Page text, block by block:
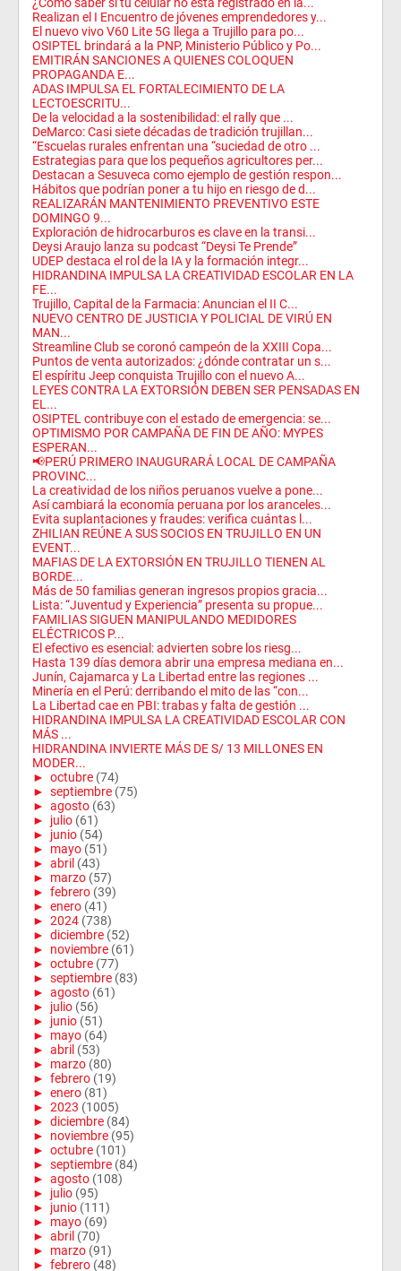
Realizan el I Encuentro de jóvenes emprendedores y...
El nuevo vivo V60 Lite 5G llega a Trujillo para po...
OSIPTEL brindará a la PNP, Ministerio Público y Po...
EMITIRÁN SANCIONES A QUIENES COLOQUEN
PROPAGANDA E...
ADAS IMPULSA EL FORTALECIMIENTO DE LA
LECTOESCRITU...
De la velocidad a la sostenibilidad: el rally que ...
DeMarco: Casi siete décadas de tradición trujillan...
“Escuelas rurales enfrentan una “suciedad de otro ...
Estrategias para que los pequeños agricultores per...
Destacan a Sesuveca como ejemplo de gestión respon...
Hábitos que podrían poner a tu hijo en riesgo de d...
REALIZARÁN MANTENIMIENTO PREVENTIVO ESTE
DOMINGO 9...
Exploración de hidrocarburos es clave en la transi...
Deysi Araujo lanza su podcast “Deysi Te Prende”
UDEP destaca el rol de la IA y la formación integr...
HIDRANDINA IMPULSA LA CREATIVIDAD ESCOLAR EN LA
FE...
Trujillo, Capital de la Farmacia: Anuncian el II C...
NUEVO CENTRO DE JUSTICIA Y POLICIAL DE VIRÚ EN
MAN...
Streamline Club se coronó campeón de la XXIII Copa...
Puntos de venta autorizados: ¿dónde contratar un s...
El espíritu Jeep conquista Trujillo con el nuevo A...
LEYES CONTRA LA EXTORSIÓN DEBEN SER PENSADAS EN
EL...
OSIPTEL contribuye con el estado de emergencia: se...
OPTIMISMO POR CAMPAÑA DE FIN DE AÑO: MYPES
ESPERAN...
📢PERÚ PRIMERO INAUGURARÁ LOCAL DE CAMPAÑA
PROVINC...
La creatividad de los niños peruanos vuelve a pone...
Así cambiará la economía peruana por los aranceles...
Evita suplantaciones y fraudes: verifica cuántas l...
ZHILIAN REÚNE A SUS SOCIOS EN TRUJILLO EN UN
EVENT...
MAFIAS DE LA EXTORSIÓN EN TRUJILLO TIENEN AL
BORDE...
Más de 50 familias generan ingresos propios gracia...
Lista: “Juventud y Experiencia” presenta su propue...
FAMILIAS SIGUEN MANIPULANDO MEDIDORES
ELÉCTRICOS P...
El efectivo es esencial: advierten sobre los riesg...
Hasta 139 días demora abrir una empresa mediana en...
Junín, Cajamarca y La Libertad entre las regiones ...
Minería en el Perú: derribando el mito de las “con...
La Libertad cae en PBI: trabas y falta de gestión ...
HIDRANDINA IMPULSA LA CREATIVIDAD ESCOLAR CON
MÁS ...
HIDRANDINA INVIERTE MÁS DE S/ 13 MILLONES EN
MODER...
► octubre (74)
► septiembre (75)
► agosto (63)
► julio (61)
► junio (54)
► mayo (51)
► abril (43)
► marzo (57)
► febrero (39)
► enero (41)
► 2024 (738)
► diciembre (52)
► noviembre (61)
► octubre (77)
► septiembre (83)
► agosto (61)
► julio (56)
► junio (51)
► mayo (64)
► abril (53)
► marzo (80)
► febrero (19)
► enero (81)
► 2023 (1005)
► diciembre (84)
► noviembre (95)
► octubre (101)
► septiembre (84)
► agosto (108)
► julio (95)
► junio (111)
► mayo (69)
► abril (70)
► marzo (91)
► febrero (48)